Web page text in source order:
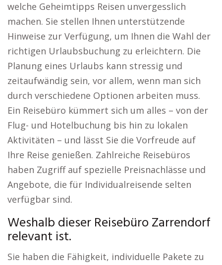
welche Geheimtipps Reisen unvergesslich
machen. Sie stellen Ihnen unterstützende
Hinweise zur Verfügung, um Ihnen die Wahl der
richtigen Urlaubsbuchung zu erleichtern. Die
Planung eines Urlaubs kann stressig und
zeitaufwändig sein, vor allem, wenn man sich
durch verschiedene Optionen arbeiten muss.
Ein Reisebüro kümmert sich um alles – von der
Flug- und Hotelbuchung bis hin zu lokalen
Aktivitäten – und lässt Sie die Vorfreude auf
Ihre Reise genießen. Zahlreiche Reisebüros
haben Zugriff auf spezielle Preisnachlässe und
Angebote, die für Individualreisende selten
verfügbar sind.
Weshalb dieser Reisebüro Zarrendorf
relevant ist.
Sie haben die Fähigkeit, individuelle Pakete zu